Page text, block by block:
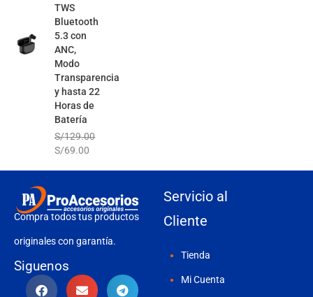
TWS
Bluetooth
5.3 con
ANC,
Modo
Transparencia
y hasta 22
Horas de
Batería
S/129.00
S/69.00
Compra todos tus productos
originales con garantía.
Siguenos
Servicio al
Cliente
Tienda
Mi Cuenta